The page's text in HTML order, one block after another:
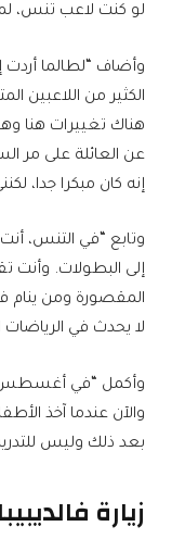
لو كنت لاعب تنس،
وأضاف “لطالما
الكثير من اللاعبين
هناك تغييرات هنا
إنه كان مبكرا جدا،
وتابع “في التنس،
إلى البطولات.
المقصورة ومن ينام
لا يحدث في الرياضات
وأكمل “في أغسطس/
والآن عندما آخذ
بعد ذلك وليس
زيارة